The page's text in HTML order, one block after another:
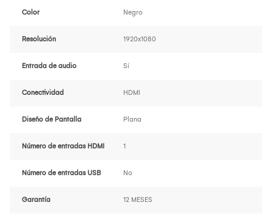
Color Negro
Resolución 1920x1080
Entrada de audio Sí
Conectividad HDMI
Diseño de Pantalla Plana
Número de entradas HDMI 1
Número de entradas USB No
Garantía 12 MESES